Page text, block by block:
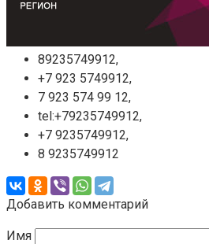
89235749912,
+7 923 5749912,
7 923 574 99 12,
tel:+79235749912,
+7 9235749912,
8 9235749912
Добавить комментарий
Имя